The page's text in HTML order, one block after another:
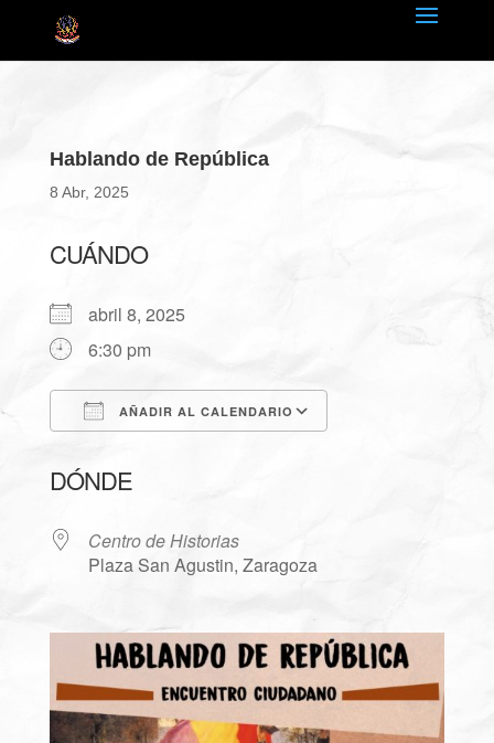
Hablando de República
8 Abr, 2025
CUÁNDO
abril 8, 2025
6:30 pm
AÑADIR AL CALENDARIO
DÓNDE
Centro de Historias
Plaza San Agustin, Zaragoza